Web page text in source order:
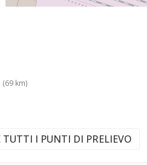
(69 km)
TUTTI I PUNTI DI PRELIEVO